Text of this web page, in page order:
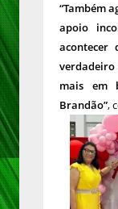
“Também
apoio
acontecer
verdadeiro
mais em
Brandão”,